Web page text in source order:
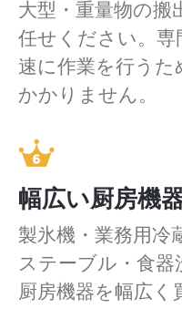
大型・重量物の搬
任せください。
速に作業を行うた
かかりません。
幅広い厨房機
製氷機・業務用冷
ステーブル・食
厨房機器を幅広く